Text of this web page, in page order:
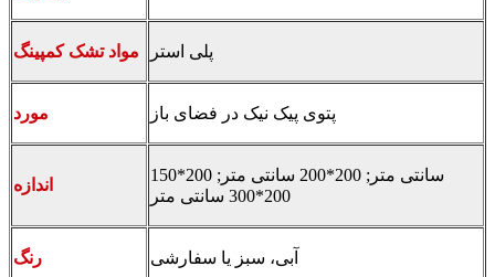
مواد تشک کمپینگ پلی استر
مورد پتوی پیک نیک در فضای باز
اندازه
150*200 سانتی متر; 200*200 سانتی متر;
200*300 سانتی متر
رنگ آبی، سبز یا سفارشی